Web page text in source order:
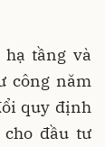
tầng và
công năm
quy định
đầu tư